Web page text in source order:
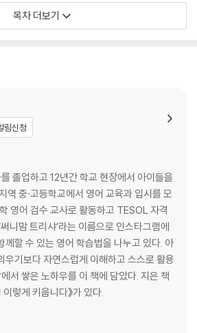
때 약속이 있어요!
, be동사는 또 뭐예요?
? 왜? 궁금한 게 많아요!
Why
갈려요!
목차 더보기
림신청
졸업하고 12년간 학교 현장에서 아이들을
역 중·고등학교에서 영어 교육과 입시를 모
영어 검수 교사로 활동하고 TESOL 자격
니맘 트리샤’라는 이름으로 인스타그램에
께할 수 있는 영어 학습법을 나누고 있다. 아
우기보다 자연스럽게 이해하고 스스로 활용
서 쌓은 노하우를 이 책에 담았다. 지은 책
렇게 키웁니다》가 있다.